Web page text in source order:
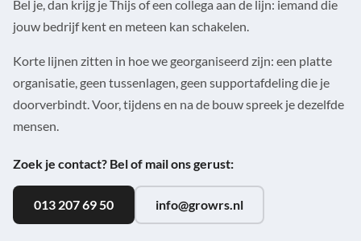
Bel je, dan krijg je Thijs of een collega aan de lijn: iemand die
jouw bedrijf kent en meteen kan schakelen.
Korte lijnen zitten in hoe we georganiseerd zijn: een platte
organisatie, geen tussenlagen, geen supportafdeling die je
doorverbindt. Voor, tijdens en na de bouw spreek je dezelfde
mensen.
Zoek je contact? Bel of mail ons gerust:
013 207 69 50 info@growrs.nl